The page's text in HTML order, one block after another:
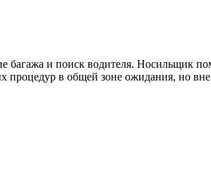
багажа и поиск водителя. Носильщик
процедур в общей зоне ожидания, но